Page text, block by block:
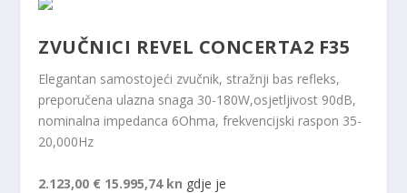
ZVUČNICI REVEL CONCERTA2 F35
Elegantan samostojeći zvučnik, stražnji bas refleks,
preporučena ulazna snaga 30-180W,osjetljivost 90dB,
nominalna impedanca 6Ohma, frekvencijski raspon 35-
20,000Hz
2.123,00 € 15.995,74 kn gdje je